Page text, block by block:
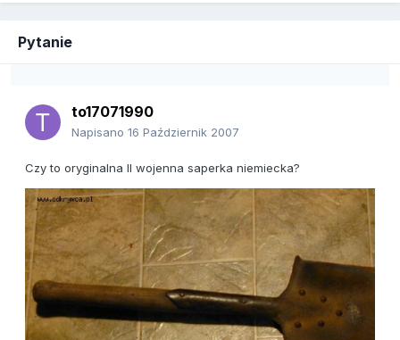
Pytanie
to17071990
Napisano 16 Październik 2007
Czy to oryginalna II wojenna saperka niemiecka?